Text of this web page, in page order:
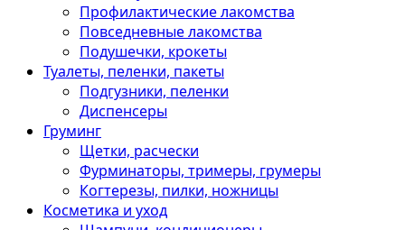
Профилактические лакомства
Повседневные лакомства
Подушечки, крокеты
Туалеты, пеленки, пакеты
Подгузники, пеленки
Диспенсеры
Груминг
Щетки, расчески
Фурминаторы, тримеры, грумеры
Когтерезы, пилки, ножницы
Косметика и уход